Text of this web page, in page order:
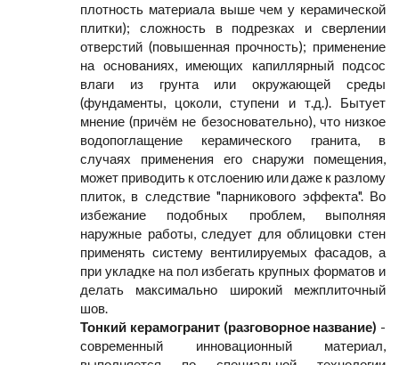
плотность материала выше чем у керамической
плитки); сложность в подрезках и сверлении
отверстий (повышенная прочность); применение
на основаниях, имеющих капиллярный подсос
влаги из грунта или окружающей среды
(фундаменты, цоколи, ступени и т.д.). Бытует
мнение (причём не безосновательно), что низкое
водопоглащение керамического гранита, в
случаях применения его снаружи помещения,
может приводить к отслоению или даже к разлому
плиток, в следствие "парникового эффекта". Во
избежание подобных проблем, выполняя
наружные работы, следует для облицовки стен
применять систему вентилируемых фасадов, а
при укладке на пол избегать крупных форматов и
делать максимально широкий межплиточный
шов.
Тонкий керамогранит (разговорное название) -
современный инновационный материал,